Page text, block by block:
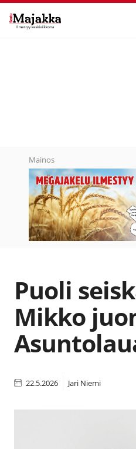
Mainos
Puoli
Mikko
22.5.2026 Jari Niemi